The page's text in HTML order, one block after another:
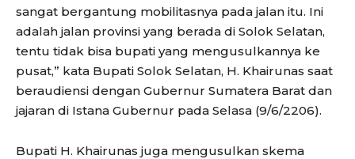
sangat bergantung mobilitasnya pada jalan itu. Ini
adalah jalan provinsi yang berada di Solok Selatan,
tentu tidak bisa bupati yang mengusulkannya ke
pusat,” kata Bupati Solok Selatan, H. Khairunas saat
beraudiensi dengan Gubernur Sumatera Barat dan
jajaran di Istana Gubernur pada Selasa (9/6/2206).
Bupati H. Khairunas juga mengusulkan skema